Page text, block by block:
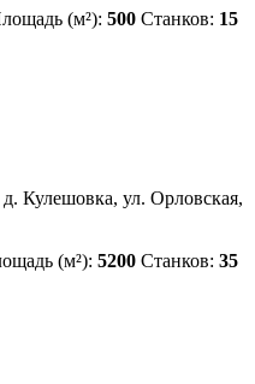
(м²): 500 Станков: 15
Кулешовка, ул. Орловская,
(м²): 5200 Станков: 35